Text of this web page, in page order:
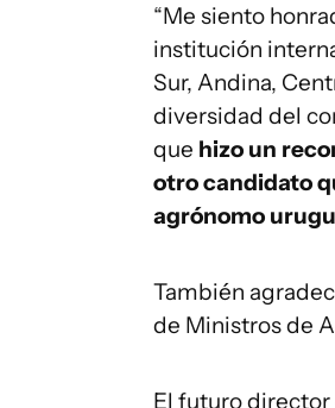
“Me siento
institución
Sur, Andina,
diversidad del
que hizo un
otro candidato
agrónomo
También
de Ministros de
El futuro